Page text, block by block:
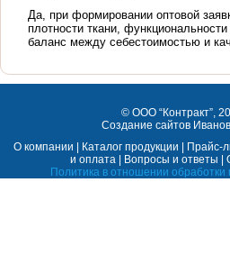
Да, при формировании оптовой
плотности ткани,
баланс между себестоимостью и
© ООО “Контракт”,
Cоздание сайтов
О компании
Каталог продукции Прайс-
и оплата
Вопросы и ответы
Политика в отношении